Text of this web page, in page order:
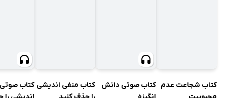
کتاب شجاعت عدم کتاب صوتی دانش
کتاب منفی اندیشی کتاب